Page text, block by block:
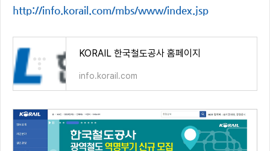
http://info.korail.com/mbs/www/index.jsp
KORAIL 한국철도공사 홈페이지
info.korail.com